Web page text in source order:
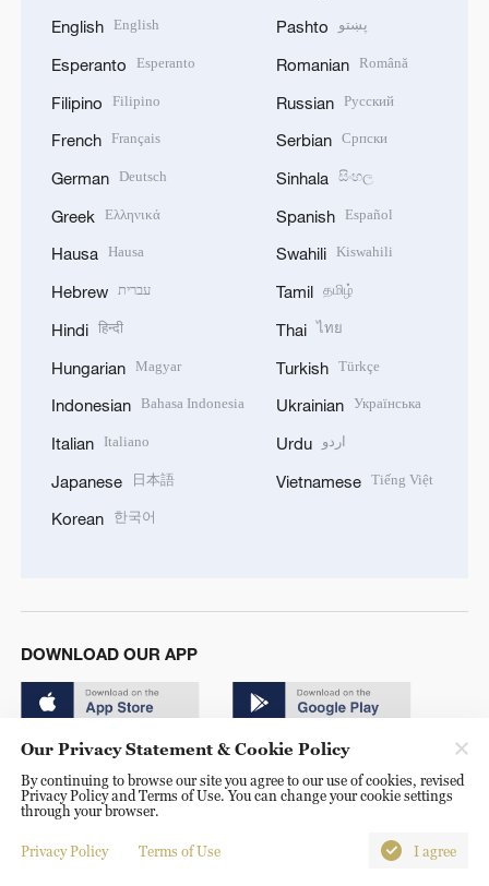
English English
Esperanto Esperanto
Filipino Filipino
French Français
German Deutsch
Greek Ελληνικά
Hausa Hausa
Hebrew עברית
Hindi हिन्दी
Hungarian Magyar
Indonesian Bahasa Indonesia
Italian Italiano
Japanese 日本語
Korean 한국어
Pashto پښتو
Romanian Română
Russian Русский
Serbian Српски
Sinhala සිංහල
Spanish Español
Swahili Kiswahili
Tamil தமிழ்
Thai ไทย
Turkish Türkçe
Ukrainian Українська
Urdu اردو
Vietnamese Tiếng Việt
DOWNLOAD OUR APP
© China Radio International.CRI. All Rights Reserved. 16A
Shijingshan Road, Beijing, China. 100040
Our Privacy Statement & Cookie Policy
By continuing to browse our site you agree to our use of cookies, revised
Privacy Policy and Terms of Use. You can change your cookie settings
through your browser.
Privacy Policy Terms of Use I agree